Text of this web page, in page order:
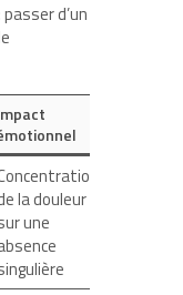
passer d’un
la douleur
une